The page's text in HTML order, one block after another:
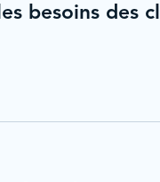
besoins des